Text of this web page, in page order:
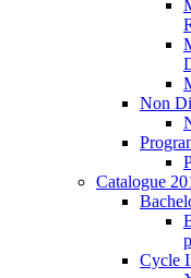
Non
Catalogue
Cycle